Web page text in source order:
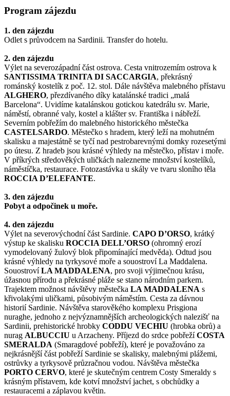
Program zájezdu
1. den zájezdu
Odlet s průvodcem na Sardinii. Transfer do hotelu.
2. den zájezdu
Výlet na severozápadní část ostrova. Cesta vnitrozemím ostrova k
SANTISSIMA TRINITA DI SACCARGIA, překrásný
románský kostelík z poč. 12. stol. Dále návštěva malebného přístavu
ALGHERO, přezdívaného díky katalánské tradici „malá
Barcelona“. Uvidíme katalánskou gotickou katedrálu sv. Marie,
náměstí, obranné valy, kostel a klášter sv. Františka i nábřeží.
Severním pobřežím do malebného historického městečka
CASTELSARDO. Městečko s hradem, který leží na mohutném
skalisku a majestátně se tyčí nad pestrobarevnými domky rozesetými
po útesu. Z hradeb jsou krásné výhledy na městečko, přístav i moře.
V příkrých středověkých uličkách nalezneme množství kostelíků,
náměstíčka, restaurace. Fotozastávka u skály ve tvaru sloního těla
ROCCIA D’ELEFANTE.
3. den zájezdu
Pobyt a odpočinek u moře.
4. den zájezdu
Výlet na severovýchodní část Sardinie. CAPO D’ORSO, krátký
výstup ke skalisku ROCCIA DELL’ORSO (ohromný erozí
vymodelovaný žulový blok připomínající medvěda). Odtud jsou
krásné výhledy na tyrkysové moře a souostroví La Maddalena.
SouostrovíLA MADDALENA, pro svoji výjimečnou krásu,
úžasnou přírodu a překrásné pláže se stano národním parkem.
Trajektem možnost návštěvy městečka LA MADDALENA s
křivolakými uličkami, působivým náměstím. Cesta za dávnou
historií Sardinie. Návštěva starověkého komplexu Prisgiona
nuraghe, jednoho z nejvýznamnějších archeologických nalezišť na
Sardinii, prehistorické hrobky CODDU VECHIU (hrobka obrů) a
nurag ALBUCCIU u Arzacheny. Příjezd do srdce pobřežíCOSTA
SMERALDA (Smaragdové pobřeží), které je považováno za
nejkrásnější část pobřeží Sardinie se skalisky, malebnými plážemi,
ostrůvky a tyrkysově průzračnou vodou. Návštěva městečka
PORTO CERVO, které je skutečným centrem Costy Smeraldy s
krásným přístavem, kde kotví množství jachet, s obchůdky a
restauracemi a záplavou květin.